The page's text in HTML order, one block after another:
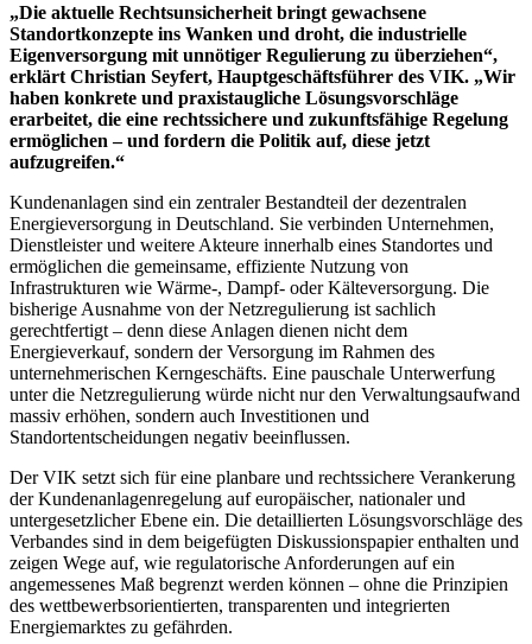
„Die aktuelle Rechtsunsicherheit bringt gewachsene
Standortkonzepte ins Wanken und droht, die industrielle
Eigenversorgung mit unnötiger Regulierung zu überziehen“,
erklärt Christian Seyfert, Hauptgeschäftsführer des VIK. „Wir
haben konkrete und praxistaugliche Lösungsvorschläge
erarbeitet, die eine rechtssichere und zukunftsfähige Regelung
ermöglichen – und fordern die Politik auf, diese jetzt
aufzugreifen.“
Kundenanlagen sind ein zentraler Bestandteil der dezentralen
Energieversorgung in Deutschland. Sie verbinden Unternehmen,
Dienstleister und weitere Akteure innerhalb eines Standortes und
ermöglichen die gemeinsame, effiziente Nutzung von
Infrastrukturen wie Wärme-, Dampf- oder Kälteversorgung. Die
bisherige Ausnahme von der Netzregulierung ist sachlich
gerechtfertigt – denn diese Anlagen dienen nicht dem
Energieverkauf, sondern der Versorgung im Rahmen des
unternehmerischen Kerngeschäfts. Eine pauschale Unterwerfung
unter die Netzregulierung würde nicht nur den Verwaltungsaufwand
massiv erhöhen, sondern auch Investitionen und
Standortentscheidungen negativ beeinflussen.
Der VIK setzt sich für eine planbare und rechtssichere Verankerung
der Kundenanlagenregelung auf europäischer, nationaler und
untergesetzlicher Ebene ein. Die detaillierten Lösungsvorschläge des
Verbandes sind in dem beigefügten Diskussionspapier enthalten und
zeigen Wege auf, wie regulatorische Anforderungen auf ein
angemessenes Maß begrenzt werden können – ohne die Prinzipien
des wettbewerbsorientierten, transparenten und integrierten
Energiemarktes zu gefährden.